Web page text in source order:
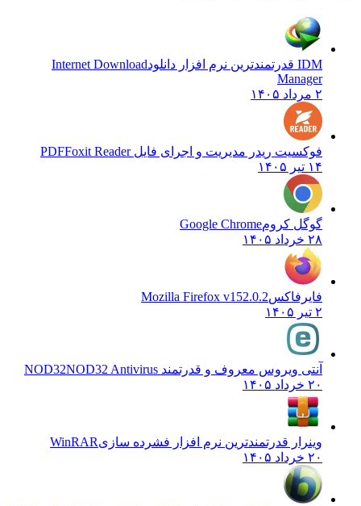
IDM قدرتمندترین نرم افزار دانلود
Internet Download
Manager
۲ مرداد ۱۴۰۵
فوکسیت ریدر مدیریت و اجرای فایل PDFFoxit Reader
۱۴ تیر ۱۴۰۵
گوگل کرومGoogle Chrome
۲۸ خرداد ۱۴۰۵
فایرفاکسMozilla Firefox v152.0.2
۲ تیر ۱۴۰۵
آنتی ویروس معروف و قدرتمند NOD32 NOD32 Antivirus
۲۰ خرداد ۱۴۰۵
وینرار قدرتمندترین نرم افزار فشرده سازیWinRAR
۲۰ خرداد ۱۴۰۵